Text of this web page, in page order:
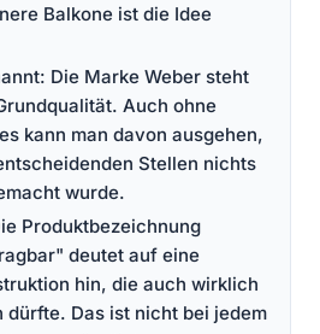
Balkone ist die Idee
Die Marke Weber steht
Auch ohne
kann man davon ausgehen,
Stellen nichts
wurde.
Produktbezeichnung
deutet auf eine
hin, die auch wirklich
dürfte. Das ist nicht bei jedem